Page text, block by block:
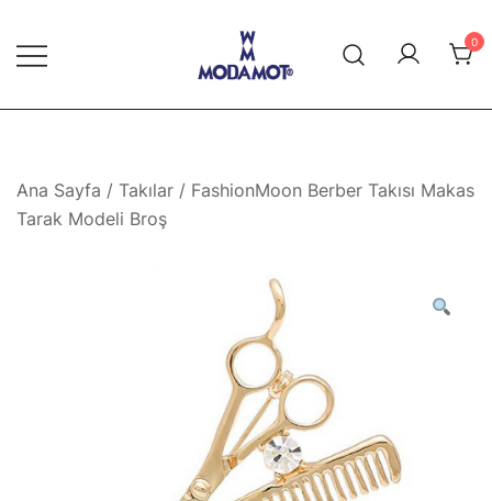
content
Modamot E-Ticaret
0
Ana Sayfa / Takılar / FashionMoon Berber Takısı Makas
Tarak Modeli Broş